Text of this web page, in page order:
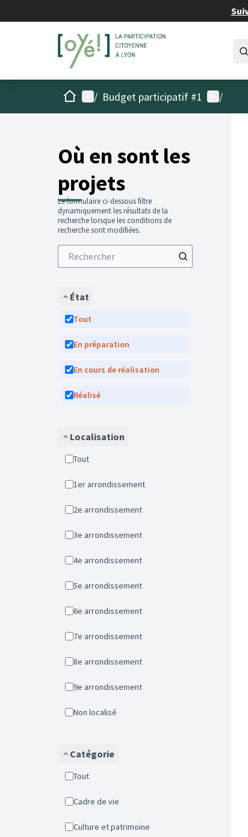
AccueilMenu principal
/ Budget participatif #1 Menu
/
Où en sont les
projets
Le formulaire ci-dessous filtre
dynamiquement les résultats de la
recherche lorsque les conditions de
recherche sont modifiées.
État
Tout
En préparation
En cours de réalisation
Réalisé
Localisation
Tout
1er arrondissement
2e arrondissement
3e arrondissement
4e arrondissement
5e arrondissement
6e arrondissement
7e arrondissement
8e arrondissement
9e arrondissement
Non localisé
Catégorie
Tout
Cadre de vie
Culture et patrimoine